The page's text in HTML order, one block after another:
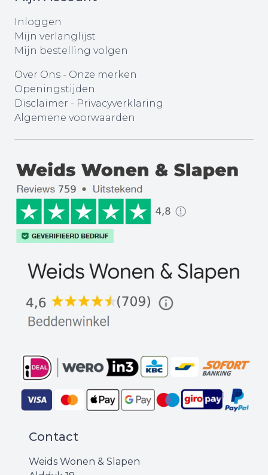
Inloggen
Mijn verlanglijst
Mijn bestelling volgen
Over Ons - Onze merken
Openingstijden
Disclaimer - Privacyverklaring
Algemene voorwaarden
Contact
Weids Wonen & Slapen